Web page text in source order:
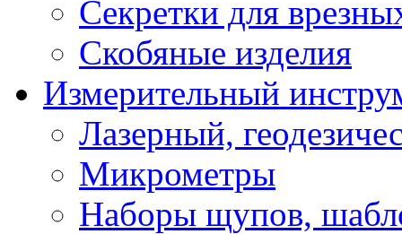
Секретки для
Скобяные изделия
Измерительный
Лазерный,
Микрометры
Наборы щупов,